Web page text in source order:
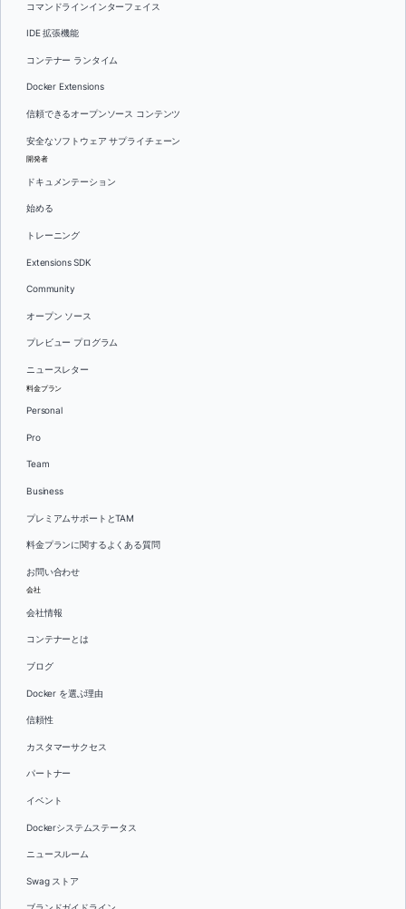
コマンドラインインターフェイス
IDE 拡張機能
コンテナー ランタイム
Docker Extensions
信頼できるオープンソース コンテンツ
安全なソフトウェア サプライチェーン
開発者
ドキュメンテーション
始める
トレーニング
Extensions SDK
Community
オープン ソース
プレビュー プログラム
ニュースレター
料金プラン
Personal
Pro
Team
Business
プレミアムサポートとTAM
料金プランに関するよくある質問
お問い合わせ
会社
会社情報
コンテナーとは
ブログ
Docker を選ぶ理由
信頼性
カスタマーサクセス
パートナー
イベント
Dockerシステムステータス
ニュースルーム
Swag ストア